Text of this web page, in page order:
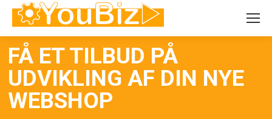
FÅ ET TILBUD PÅ
UDVIKLING AF DIN NYE
WEBSHOP